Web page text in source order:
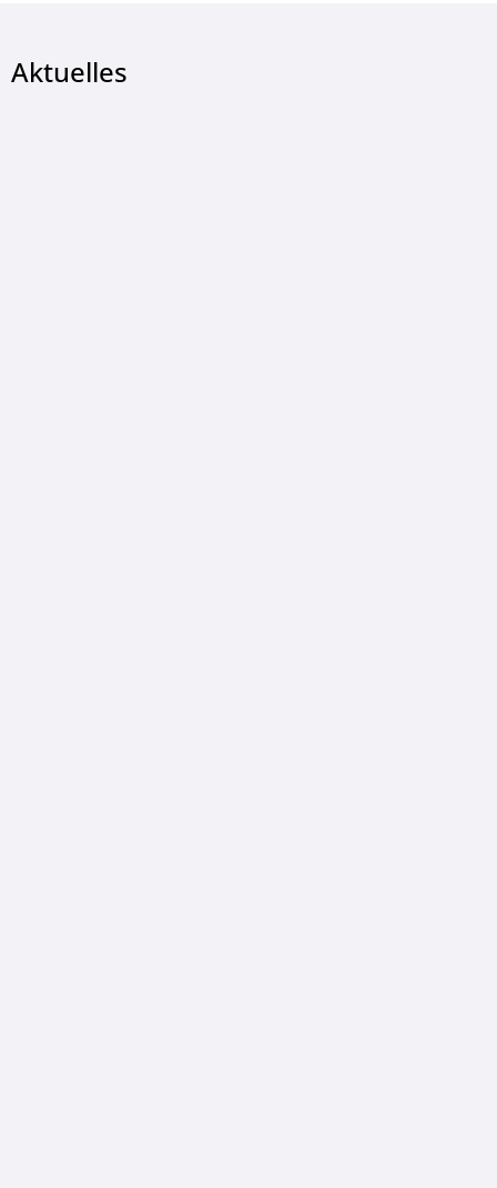
Aktuelles